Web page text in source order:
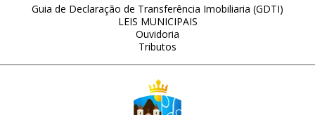
Guia de Declaração de Transferência Imobiliaria (GDTI)
LEIS MUNICIPAIS
Ouvidoria
Tributos